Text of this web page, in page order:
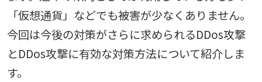
「仮想通貨」などでも被害が少なくありません。
今回は今後の対策がさらに求められるDDos攻撃
とDDos攻撃に有効な対策方法について紹介しま
す。